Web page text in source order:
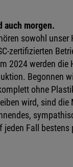
auch morgen.
sowohl
zertifizierten
2024 werden die
Begonnen
ohne
wird, sind
Fall bestens